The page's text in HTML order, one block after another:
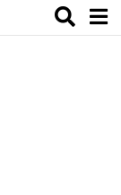
Toggle